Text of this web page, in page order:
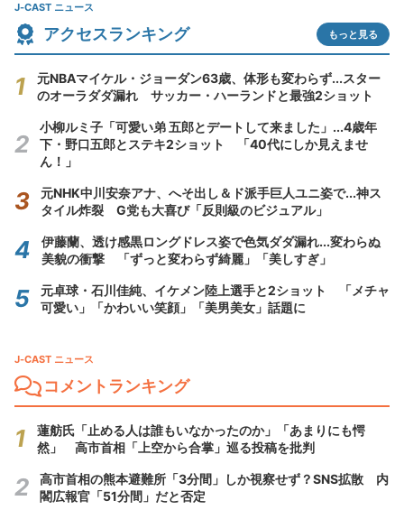
J-CAST ニュース
アクセスランキング もっと見る
元NBAマイケル・ジョーダン63歳、体形も変わらず...スター
のオーラダダ漏れ サッカー・ハーランドと最強2ショット
小柳ルミ子「可愛い弟 五郎とデートして来ました」...4歳年
下・野口五郎とステキ2ショット 「40代にしか見えませ
ん！」
元NHK中川安奈アナ、へそ出し＆ド派手巨人ユニ姿で...神ス
タイル炸裂 G党も大喜び「反則級のビジュアル」
伊藤蘭、透け感黒ロングドレス姿で色気ダダ漏れ...変わらぬ
美貌の衝撃 「ずっと変わらず綺麗」「美しすぎ」
元卓球・石川佳純、イケメン陸上選手と2ショット 「メチャ
可愛い」「かわいい笑顔」「美男美女」話題に
J-CAST ニュース
コメントランキング
蓮舫氏「止める人は誰もいなかったのか」「あまりにも愕
然」 高市首相「上空から合掌」巡る投稿を批判
高市首相の熊本避難所「3分間」しか視察せず？SNS拡散 内
閣広報官「51分間」だと否定